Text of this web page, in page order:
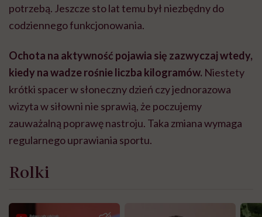
potrzebą. Jeszcze sto lat temu był niezbędny do
codziennego funkcjonowania.
Ochota na aktywność pojawia się zazwyczaj wtedy,
kiedy na wadze rośnie liczba kilogramów. Niestety
krótki spacer w słoneczny dzień czy jednorazowa
wizyta w siłowni nie sprawią, że poczujemy
zauważalną poprawę nastroju. Taka zmiana wymaga
regularnego uprawiania sportu.
Rolki